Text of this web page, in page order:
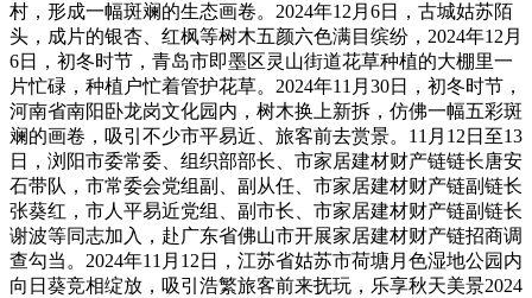
村，形成一幅斑斓的生态画卷。2024年12月6日，古城姑苏陌
头，成片的银杏、红枫等树木五颜六色满目缤纷，2024年12月
6日，初冬时节，青岛市即墨区灵山街道花草种植的大棚里一
片忙碌，种植户忙着管护花草。2024年11月30日，初冬时节，
河南省南阳卧龙岗文化园内，树木换上新拆，仿佛一幅五彩斑
斓的画卷，吸引不少市平易近、旅客前去赏景。11月12日至13
日，浏阳市委常委、组织部部长、市家居建材财产链链长唐安
石带队，市常委会党组副、副从任、市家居建材财产链副链长
张葵红，市人平易近党组、副市长、市家居建材财产链副链长
谢波等同志加入，赴广东省佛山市开展家居建材财产链招商调
查勾当。2024年11月12日，江苏省姑苏市荷塘月色湿地公园内
向日葵竞相绽放，吸引浩繁旅客前来抚玩，乐享秋天美景2024